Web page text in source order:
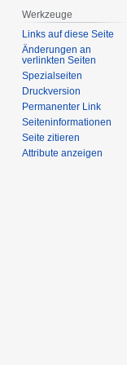
Werkzeuge
Links auf diese Seite
Änderungen an
verlinkten Seiten
Spezialseiten
Druckversion
Permanenter Link
Seiten­­informationen
Seite zitieren
Attribute anzeigen